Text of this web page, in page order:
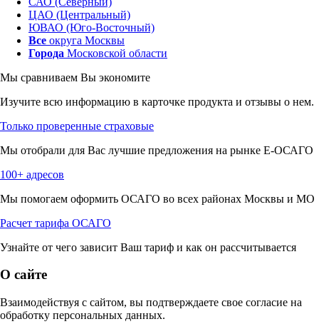
ЦАО (Центральный)
ЮВАО (Юго-Восточный)
Все округа Москвы
Города Московской области
Мы сравниваем Вы экономите
Изучите всю информацию в карточке продукта и отзывы о нем.
Только проверенные страховые
Мы отобрали для Вас лучшие предложения на рынке Е-ОСАГО
100+ адресов
Мы помогаем оформить ОСАГО во всех районах Москвы и МО
Расчет тарифа ОСАГО
Узнайте от чего зависит Ваш тариф и как он рассчитывается
О сайте
Взаимодействуя с сайтом, вы подтверждаете свое согласие на
обработку персональных данных.